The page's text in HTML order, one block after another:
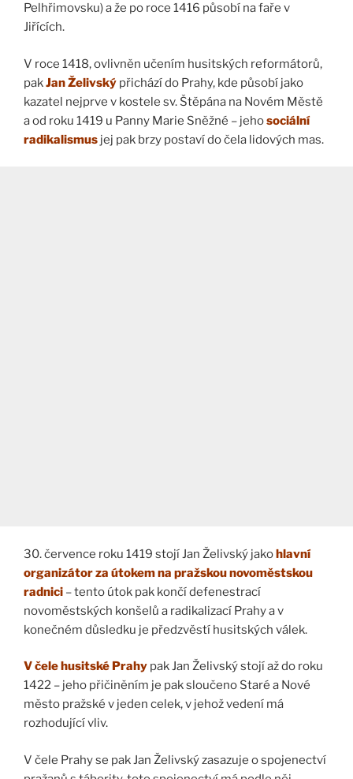
Pelhřimovsku) a že po roce 1416 působí na faře v
Jiřících.
V roce 1418, ovlivněn učením husitských reformátorů,
pakJan Želivský přichází do Prahy, kde působí jako
kazatel nejprve v kostele sv. Štěpána na Novém Městě
a od roku 1419 u Panny Marie Sněžné – jehosociální
radikalismus jej pak brzy postaví do čela lidových mas.
30. července roku 1419 stojí Jan Želivský jakohlavní
organizátor za útokem na pražskou novoměstskou
radnici – tento útok pak končí defenestrací
novoměstských konšelů a radikalizací Prahy a v
konečném důsledku je předzvěstí husitských válek.
V čele husitské Prahy pak Jan Želivský stojí až do roku
1422 – jeho přičiněním je pak sloučeno Staré a Nové
město pražské v jeden celek, v jehož vedení má
rozhodující vliv.
V čele Prahy se pak Jan Želivský zasazuje o spojenectví